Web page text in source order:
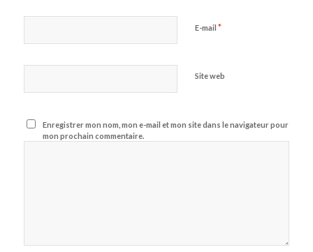
E-mail *
Site web
Enregistrer mon nom, mon e-mail et mon site dans le navigateur pour
mon prochain commentaire.